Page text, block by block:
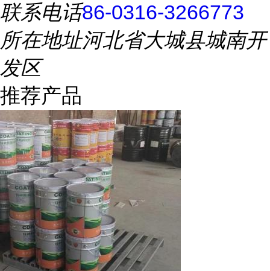
联系电话86-0316-3266773
所在地址河北省大城县城南开
发区
推荐产品